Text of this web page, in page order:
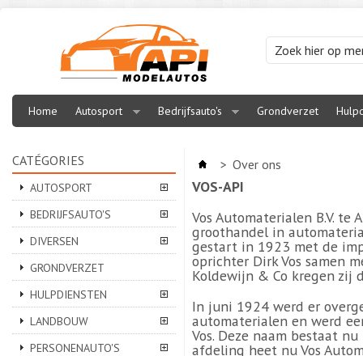
Home Autosport Bedrijfsauto's Grondverzet
CATÉGORIES
AUTOSPORT
BEDRIJFSAUTO'S
DIVERSEN
GRONDVERZET
HULPDIENSTEN
LANDBOUW
PERSONENAUTO'S
> Over ons
VOS-API
Vos Automaterialen B.V.
groothandel in
gestart in 1923 met de
oprichter Dirk Vos samen
Koldewijn & Co kregen zij
In juni 1924 werd er
automaterialen en werd
Vos. Deze naam bestaat
afdeling heet nu Vos